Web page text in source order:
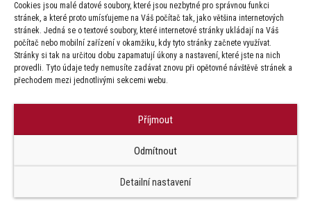
Cookies jsou malé datové soubory, které jsou nezbytné pro správnou funkci
stránek, a které proto umísťujeme na Váš počítač tak, jako většina internetových
stránek. Jedná se o textové soubory, které internetové stránky ukládají na Váš
počítač nebo mobilní zařízení v okamžiku, kdy tyto stránky začnete využívat.
Stránky si tak na určitou dobu zapamatují úkony a nastavení, které jste na nich
provedli. Tyto údaje tedy nemusíte zadávat znovu při opětovné návštěvě stránek a
přechodem mezi jednotlivými sekcemi webu.
Příjmout
Odmítnout
Detailní nastavení
Vinohradská 190, 130 00 Praha 3
Za publikovaný obsah odpovídají jednotliví autoři.
Factory s.r.o. zapovězeno.